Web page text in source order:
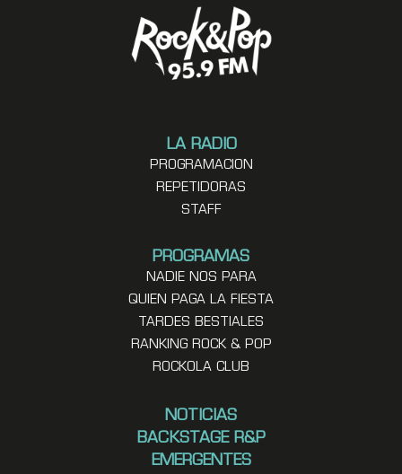
LA RADIO
PROGRAMACION
REPETIDORAS
STAFF
PROGRAMAS
NADIE NOS PARA
QUIEN PAGA LA FIESTA
TARDES BESTIALES
RANKING ROCK & POP
ROCKOLA CLUB
NOTICIAS
BACKSTAGE R&P
EMERGENTES